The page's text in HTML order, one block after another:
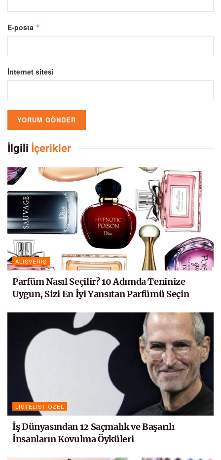
E-posta *
İnternet sitesi
İlgili İçerikler
ALIŞVERIŞ
Parfüm Nasıl Seçilir? 10 Adımda Teninize
Uygun, Sizi En İyi Yansıtan Parfümü Seçin
LISTELIST ÖZEL
İş Dünyasından 12 Saçmalık ve Başarılı
İnsanların Kovulma Öyküleri